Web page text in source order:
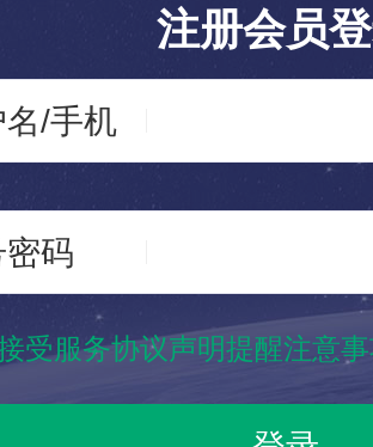
注册会员
名/手机
码
受服务协议声明提醒注意